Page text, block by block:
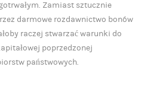
Zamiast sztucznie
darmowe rozdawnictwo bonów
raczej stwarzać warunki do
poprzedzonej
państwowych.